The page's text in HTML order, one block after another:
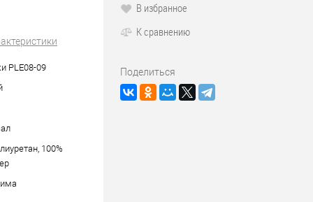
PLE08-09
100%
В избранное
К сравнению
Поделиться